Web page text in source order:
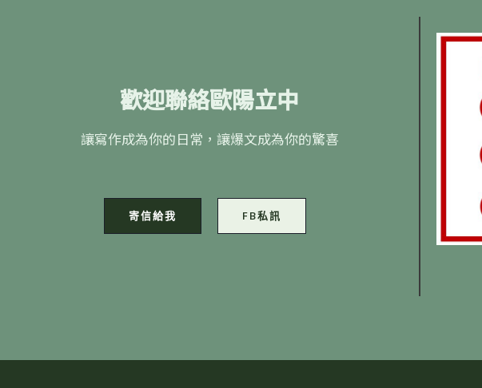
歡迎聯絡歐陽立中
讓寫作成為你的日常，讓爆文成為你的驚喜
寄信給我 FB私訊